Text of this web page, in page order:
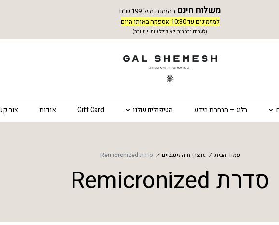
משלוח חינם בהזמנה מעל 199 ש״ח
למזמינים עד 10:30 אספקה באותו היום
(לערים נבחרות, לא כולל שישי ושבת)
בלוג – הרחבת הידע הטיפולים שלנו Gift Card אודות צור
עמוד הבית / מוצרי חוה זינגבוים / סדרת Remicronized
סדרת Remicronized